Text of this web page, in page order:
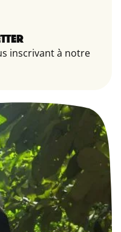
inscrivant à notre